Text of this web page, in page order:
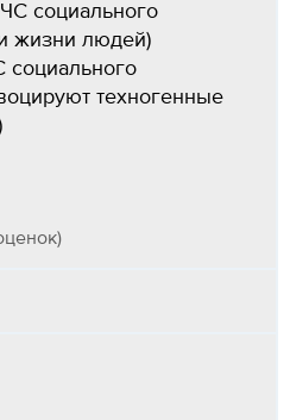
социального
жизни людей)
социального
техногенные